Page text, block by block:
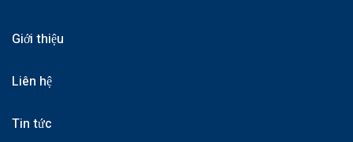
Giới thiệu
Liên hệ
Tin tức